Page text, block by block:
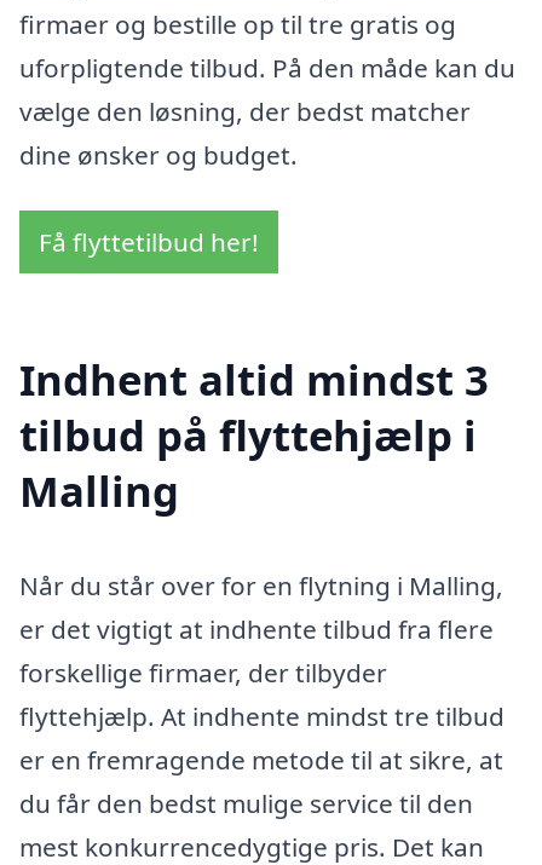
firmaer og bestille op til tre gratis og
uforpligtende tilbud. På den måde kan du
vælge den løsning, der bedst matcher
dine ønsker og budget.
Få flyttetilbud her!
Indhent altid mindst 3
tilbud på flyttehjælp i
Malling
Når du står over for en flytning i Malling,
er det vigtigt at indhente tilbud fra flere
forskellige firmaer, der tilbyder
flyttehjælp. At indhente mindst tre tilbud
er en fremragende metode til at sikre, at
du får den bedst mulige service til den
mest konkurrencedygtige pris. Det kan